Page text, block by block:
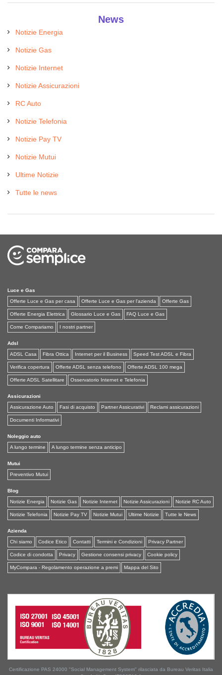
News
Notizie Energia
Notizie Gas
Notizie Internet
Notizie Assicurazioni
RC Auto
Notizie Telefonia
Notizie Pay TV
Notizie Mutui
Ultime Notizie
Tutte le news
Luce e Gas
Offerte Luce e Gas per casa
Offerte Luce e Gas per l'azienda Offerte Gas
Offerte Energia Elettrica Glossario Luce e Gas FAQ Luce e Gas
Come Compariamo I nostri partner
Adsl
ADSL Casa
Fibra Ottica Internet per il Business Speed Test ADSL e Fibra
Verifica copertura Offerte ADSL senza telefono Offerte ADSL 100 mega
Offerte ADSL Satellitare Osservatorio Internet e Telefonia
Assicurazioni
Assicurazione Auto
Fasi di acquisto Partner Assicurativi Reclami assicurazioni
Documenti Informativi
Noleggio auto
A lungo termine
A lungo termine senza anticipo
Mutui
Preventivo Mutui
Blog
Notizie Energia
Notizie Gas Notizie Internet Notizie Assicurazioni Notizie RC Auto
Notizie Telefonia Notizie Pay TV Notizie Mutui Ultime Notizie Tutte le News
Azienda
Chi siamo
Codice Etico Contatti Termini e Condizioni Privacy Partner
Codice di condotta Privacy Gestione consensi privacy Cookie policy
MyCompara - Regolamento operazione a premi Mappa del Sito
Certificazione PAS 24000 "Social Management System" rilasciata da Bureau Veritas Italia